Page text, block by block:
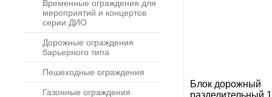
Временные ограждения для
мероприятий и концертов
серии ДИО
Дорожные ограждения
барьерного типа
Пешеходные ограждения
Газонные ограждения
Блок дорожный
разделительный